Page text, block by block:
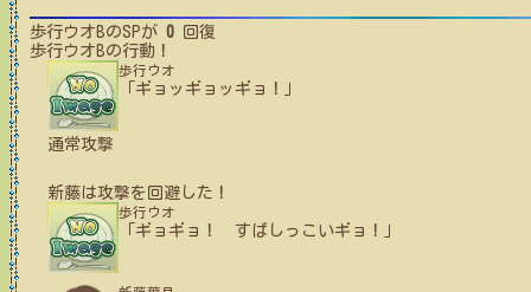
歩行ウオBのSPが 0 回復
歩行ウオBの行動！
歩行ウオ
「ギョッギョッギョ！」
通常攻撃
新藤は攻撃を回避した！
歩行ウオ
「ギョギョ！ すばしっこいギョ！」